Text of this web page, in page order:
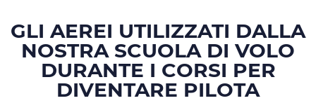
GLI AEREI UTILIZZATI DALLA
NOSTRA SCUOLA DI VOLO
DURANTE I CORSI PER
DIVENTARE PILOTA